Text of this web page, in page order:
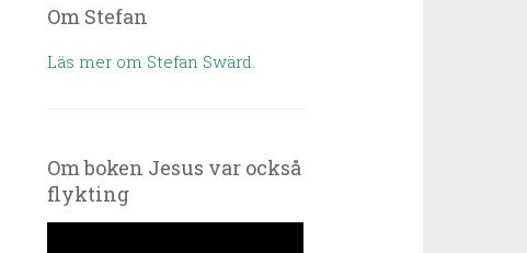
Om Stefan
Läs mer om Stefan Swärd.
Om boken Jesus var också
flykting